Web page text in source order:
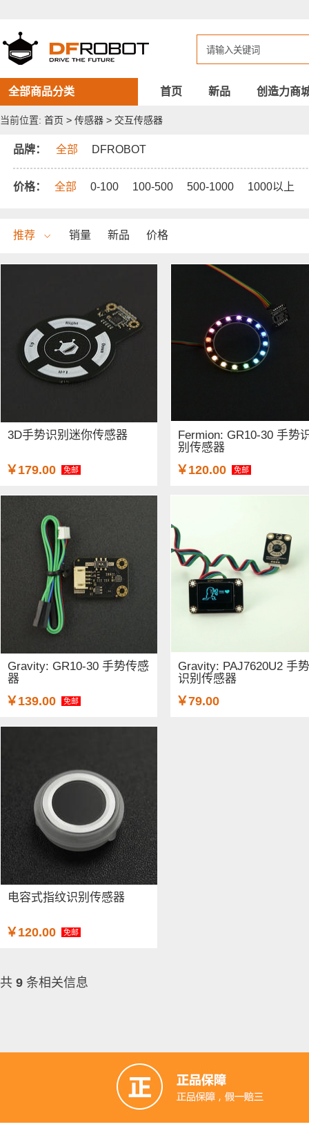
传
感
器
全部商品分类 首页 新品 创造力商
当前位置: 首页 > 传感器 > 交互传感器
品牌： 全部 DFROBOT
价格： 全部 0-100 100-500 500-1000 1000以上
推荐 销量 新品 价格
3D手势识别迷你传感器
￥179.00 免邮
Fermion: GR10-30 手势
别传感器
￥120.00 免邮
Gravity: GR10-30 手势传感
器
￥139.00 免邮
Gravity: PAJ7620U2 手势
识别传感器
￥79.00
电容式指纹识别传感器
￥120.00 免邮
共 9 条相关信息